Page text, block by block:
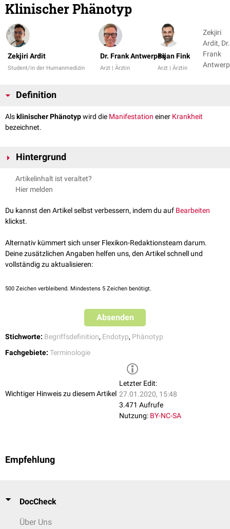
Klinischer Phänotyp
Zekjiri Ardit
Student/in der Humanmedizin
Dr. Frank Antwerpes
Arzt | Ärztin
Bijan Fink
Arzt | Ärztin
Zekjiri
Ardit, Dr.
Frank
Definition
Alsklinischer Phänotypwird die Manifestation einer Krankheit
bezeichnet.
Hintergrund
Der klinische Phänotyp umfasst jedes vom Arzt beobachtbare Merkmal
einer Krankheit, z.B. ihre
sich nur auf diePathogeneseeines Krankheitsbildes bezieht.
Artikelinhalt ist veraltet?
Hier melden
Du kannst den Artikel selbst verbessern, indem du auf Bearbeiten
klickst.
Alternativ kümmert sich unser Flexikon-Redaktionsteam darum.
Deine zusätzlichen Angaben helfen uns, den Artikel schnell und
vollständig zu aktualisieren:
500 Zeichen verbleibend. Mindestens 5 Zeichen benötigt.
Absenden
Stichworte: Begriffsdefinition, Endotyp, Phänotyp
Fachgebiete: Terminologie
Wichtiger Hinweis zu diesem Artikel
Letzter Edit:
27.01.2020, 15:48
3.471 Aufrufe
Nutzung: BY-NC-SA
Empfehlung
DocCheck
Über Uns